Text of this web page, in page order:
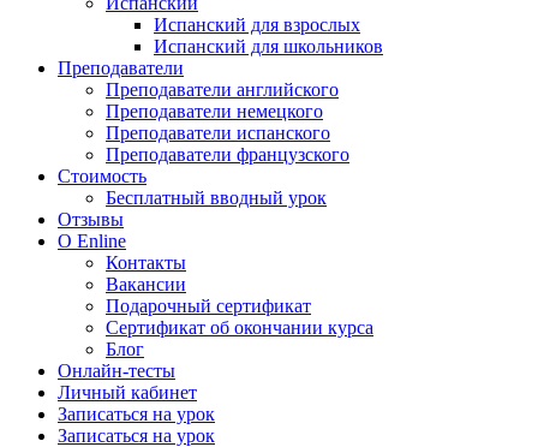
Испанский для взрослых
Испанский для школьников
Преподаватели
Преподаватели английского
Преподаватели немецкого
Преподаватели испанского
Преподаватели французского
Стоимость
Бесплатный вводный урок
Отзывы
О Enline
Контакты
Вакансии
Подарочный сертификат
Сертификат об окончании курса
Блог
Онлайн-тесты
Личный кабинет
Записаться на урок
Записаться на урок